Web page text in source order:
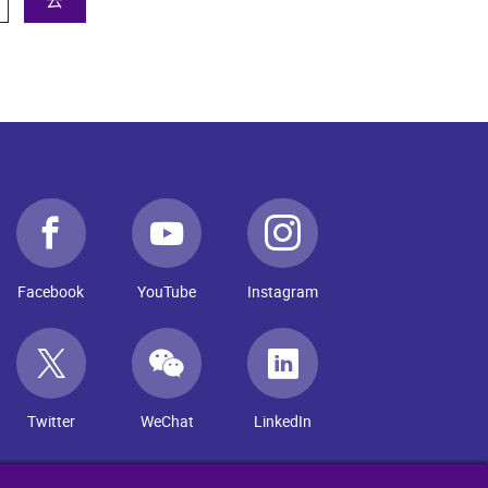
Facebook YouTube Instagram
Twitter WeChat LinkedIn